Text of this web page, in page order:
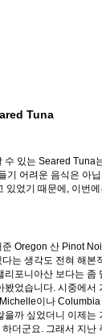
Tuna
있는 Seared Tuna
기 어려운 음식은 아
있었기 때문에, 이번
Oregon 산 Pinot
는 생각도 전혀 해본
포니아산 보다는 좀
었습니다. 시중에서
이나
까 싶었더니 이제는
더군요. 그래서 지난